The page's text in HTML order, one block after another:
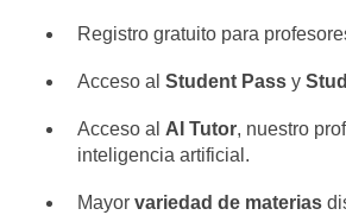
Registro gratuito para
Acceso alStudent Pass y
Acceso al AI Tutor, nuestro
inteligencia artificial.
Mayorvariedad de materias